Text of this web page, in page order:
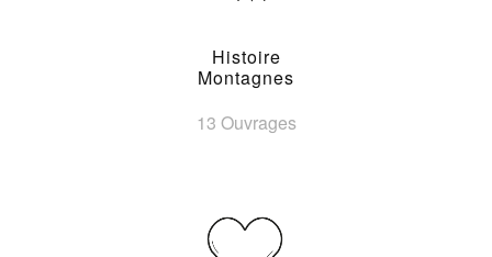
Histoire
Montagnes
13 Ouvrages